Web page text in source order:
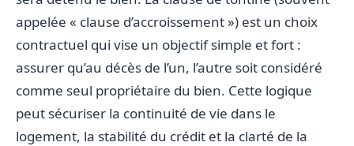
appelée « clause d’accroissement ») est un choix
contractuel qui vise un objectif simple et fort :
assurer qu’au décès de l’un, l’autre soit considéré
comme seul propriétaire du bien. Cette logique
peut sécuriser la continuité de vie dans le
logement, la stabilité du crédit et la clarté de la